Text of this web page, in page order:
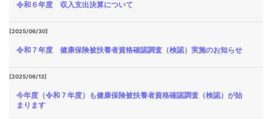
令和６年度 収入支出決算について
[2025/06/30]
令和７年度 健康保険被扶養者資格確認調査（検認）実施のお知らせ
[2025/06/13]
今年度（令和７年度）も健康保険被扶養者資格確認調査（検認）が始
まります